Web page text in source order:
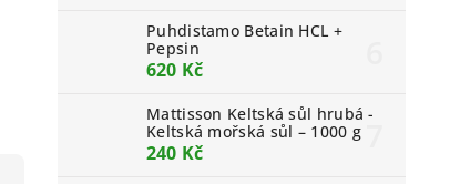
Puhdistamo Betain HCL +
Pepsin
620 Kč
Mattisson Keltská sůl hrubá -
Keltská mořská sůl – 1000 g
240 Kč